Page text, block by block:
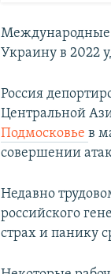
Международные
Украину в 2022
Россия
Центральной
Подмосковьев
совершении
Недавно
российского
страх и панику